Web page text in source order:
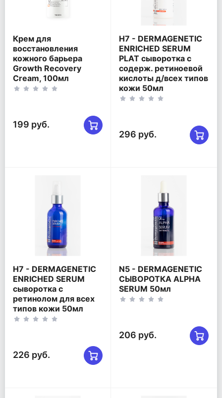
Крем для
восстановления
кожного барьера
Growth Recovery
Cream, 100мл
199 руб.
Η7 - DERMAGENETIC
ENRICHED SERUM
PLAT сыворотка с
содерж. ретиноевой
кислоты д/всех типов
кожи 50мл
296 руб.
Η7 - DERMAGENETIC
ENRICHED SERUM
сыворотка с
ретинолом для всех
типов кожи 50мл
226 руб.
Ν5 - DERMAGENETIC
СЫВОРОТКА ALPHA
SERUM 50мл
206 руб.